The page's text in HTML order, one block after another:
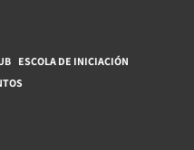
ESCOLA DE INICIACIÓN